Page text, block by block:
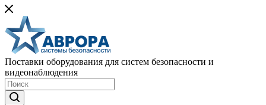
Поставки оборудования для систем безопасности и
видеонаблюдения